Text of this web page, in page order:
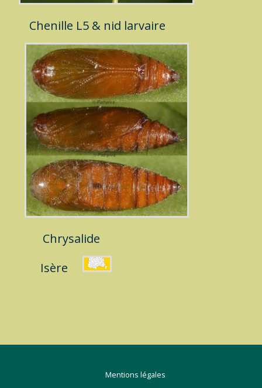
Chenille L5 & nid larvaire
Chrysalide
Isère
Mentions légales